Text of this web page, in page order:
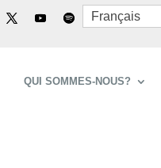
Français
QUI SOMMES-NOUS?